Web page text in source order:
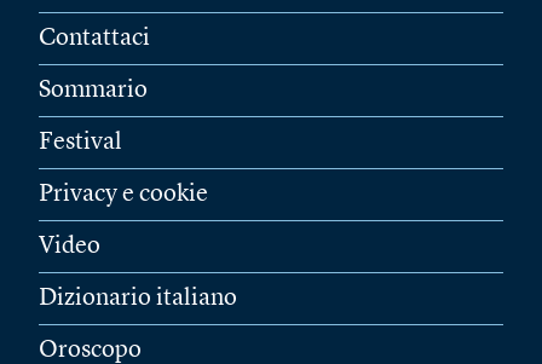
Contattaci
Sommario
Festival
Privacy e cookie
Video
Dizionario italiano
Oroscopo